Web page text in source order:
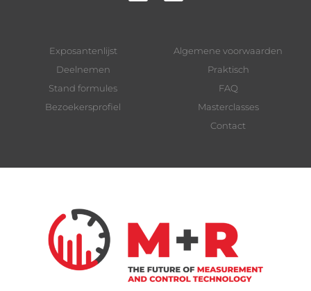
Exposantenlijst
Deelnemen
Stand formules
Bezoekersprofiel
Algemene voorwaarden
Praktisch
FAQ
Masterclasses
Contact